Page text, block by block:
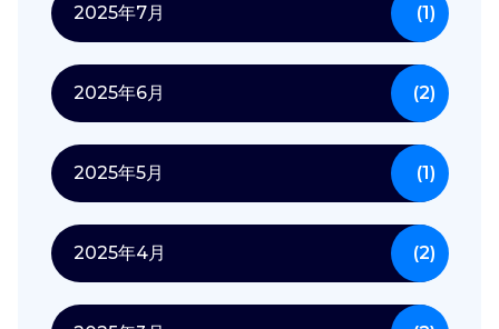
2025年7月 (1)
2025年6月 (2)
2025年5月 (1)
2025年4月 (2)